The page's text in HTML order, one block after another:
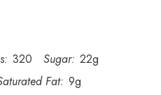
320 Sugar: 22g
Fat: 9g